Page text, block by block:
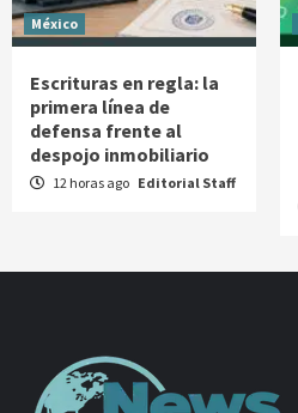
México
Escrituras en regla: la
primera línea de
defensa frente al
despojo inmobiliario
12 horas ago Editorial Staff